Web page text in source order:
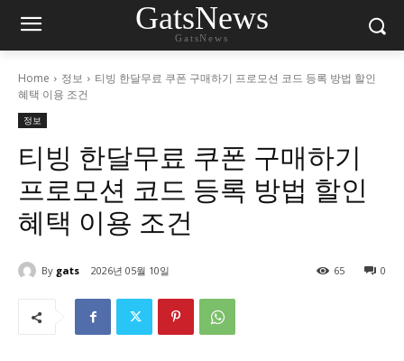
GatsNews
GatsNews
Home 정보
티빙 한달무료 쿠폰 구매하기 프로모션 코드 등록 방법 할인
혜택 이용 조건
정보
티빙 한달무료 쿠폰 구매하기
프로모션 코드 등록 방법 할인
혜택 이용 조건
By gats 2026년 05월 10일 0
65